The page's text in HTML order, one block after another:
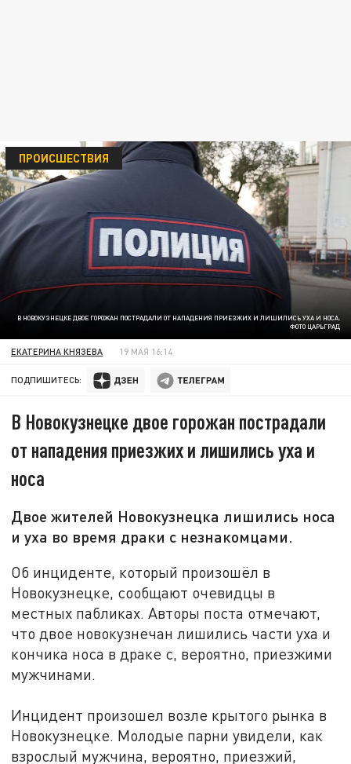
В НОВОКУЗНЕЦКЕ ДВОЕ ГОРОЖАН ПОСТРАДАЛИ ОТ НАПАДЕНИЯ ПРИЕЗЖИХ И ЛИШИЛИСЬ УХА И НОСА.
ФОТО ЦАРЬГРАД
ПРОИСШЕСТВИЯ
ЕКАТЕРИНА КНЯЗЕВА 19 МАЯ 16:14
ПОДПИШИТЕСЬ:
В Новокузнецке двое горожан пострадали
от нападения приезжих и лишились уха и
носа
Двое жителей Новокузнецка лишились носа
и уха во время драки с незнакомцами.
Об инциденте, который произошёл в
Новокузнецке, сообщают очевидцы в
местных пабликах. Авторы поста отмечают,
что двое новокузнечан лишились части уха и
кончика носа в драке с, вероятно, приезжими
мужчинами.
Инцидент произошел возле крытого рынка в
Новокузнецке. Молодые парни увидели, как
взрослый мужчина, вероятно, приезжий,